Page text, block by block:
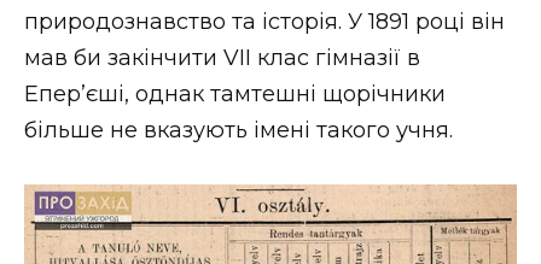
природознавство та історія. У 1891 році він
мав би закінчити VIІ клас гімназії в
Епер’єші, однак тамтешні щорічники
більше не вказують імені такого учня.